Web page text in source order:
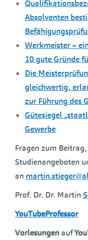
Absolventen
Werkmeister –
10 gute Gründe
Die
gleichwertig,
zur Führung des
Gütesiegel
Gewerbe
Fragen zum
Studienangeboten
an
Prof. Dr. Dr. Martin
YouTubeProfessor
Vorlesungenauf